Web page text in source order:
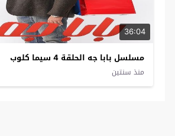
36:04
مسلسل بابا جه الحلقة 4 سيما كلوب
منذ سنتين